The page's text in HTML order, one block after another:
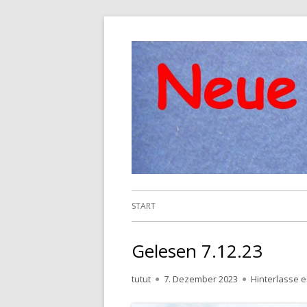
Primäres
START
Gelesen 7.12.23
Autor
tutut
Veröffentlicht
7. Dezember 2023 Hinterlasse